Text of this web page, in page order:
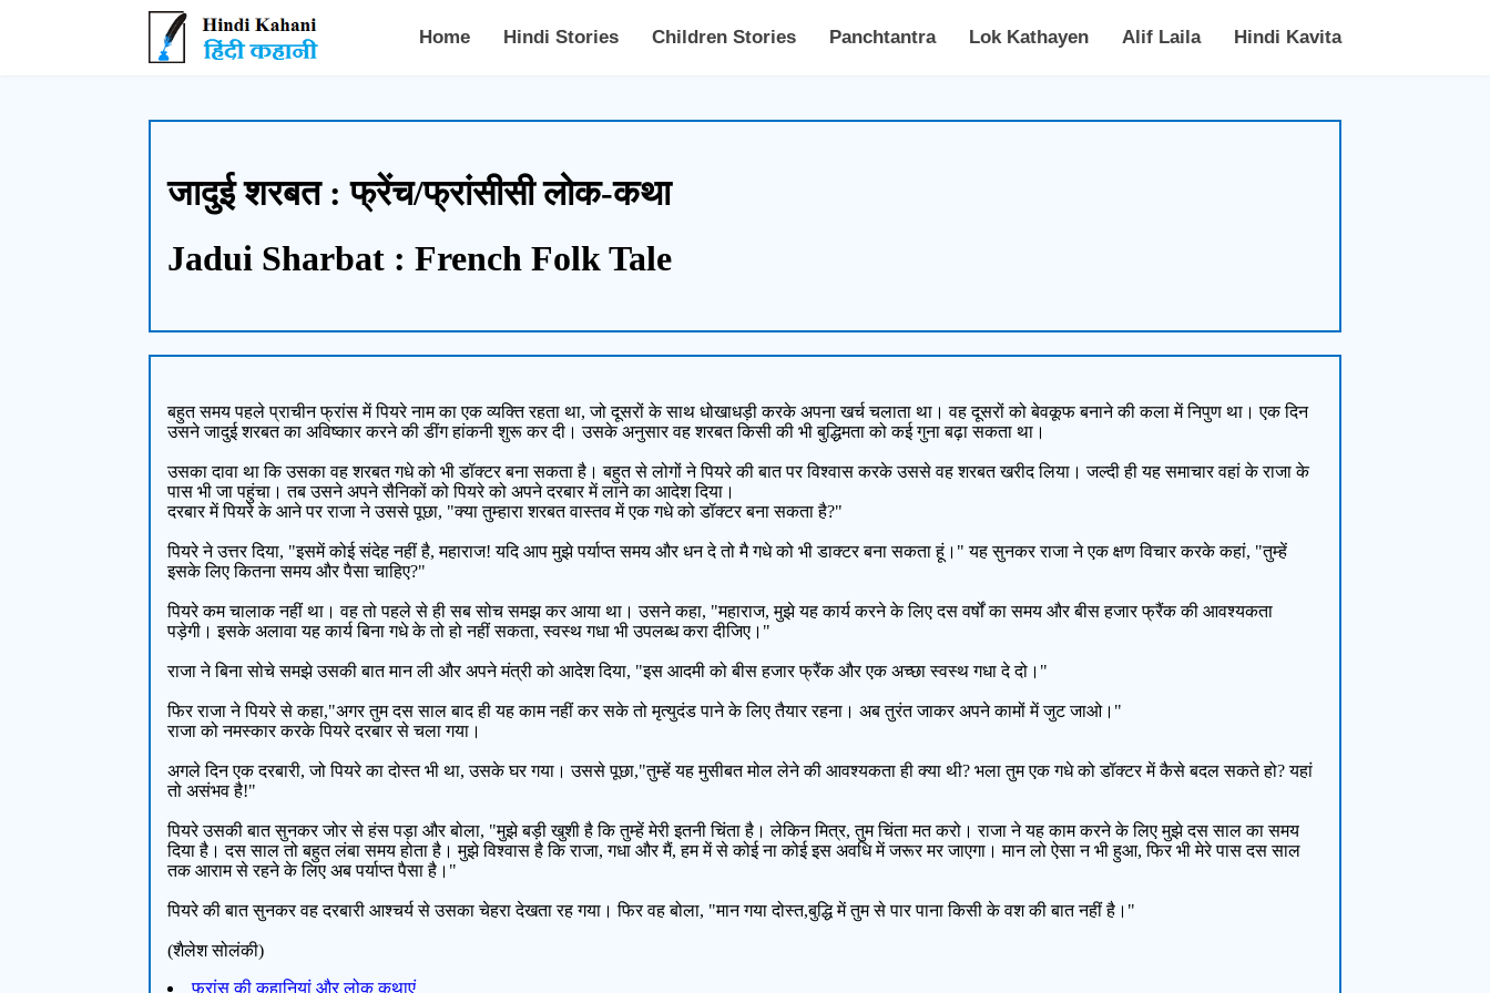
Hindi Kahani - हिंदी कहानी
Home Hindi Stories Children Stories Panchtantra Lok Kathayen Alif Laila Hindi Kavita
जादुई शरबत : फ्रेंच/फ्रांसीसी लोक-कथा
Jadui Sharbat : French Folk Tale
बहुत समय पहले प्राचीन फ्रांस में पियरे नाम का एक व्यक्ति रहता था, जो दूसरों के साथ धोखाधड़ी करके अपना खर्च चलाता था। वह दूसरों को बेवकूफ बनाने की कला में निपुण था। एक दिन
उसने जादुई शरबत का अविष्कार करने की डींग हांकनी शुरू कर दी। उसके अनुसार वह शरबत किसी की भी बुद्धिमता को कई गुना बढ़ा सकता था।
उसका दावा था कि उसका वह शरबत गधे को भी डॉक्टर बना सकता है। बहुत से लोगों ने पियरे की बात पर विश्वास करके उससे वह शरबत खरीद लिया। जल्दी ही यह समाचार वहां के राजा के
पास भी जा पहुंचा। तब उसने अपने सैनिकों को पियरे को अपने दरबार में लाने का आदेश दिया।
दरबार में पियरे के आने पर राजा ने उससे पूछा, "क्या तुम्हारा शरबत वास्तव में एक गधे को डॉक्टर बना सकता है?"
पियरे ने उत्तर दिया, "इसमें कोई संदेह नहीं है, महाराज! यदि आप मुझे पर्याप्त समय और धन दे तो मै गधे को भी डाक्टर बना सकता हूं।" यह सुनकर राजा ने एक क्षण विचार करके कहां, "तुम्हें
इसके लिए कितना समय और पैसा चाहिए?"
पियरे कम चालाक नहीं था। वह तो पहले से ही सब सोच समझ कर आया था। उसने कहा, "महाराज, मुझे यह कार्य करने के लिए दस वर्षों का समय और बीस हजार फ्रैंक की आवश्यकता
पड़ेगी। इसके अलावा यह कार्य बिना गधे के तो हो नहीं सकता, स्वस्थ गधा भी उपलब्ध करा दीजिए।"
राजा ने बिना सोचे समझे उसकी बात मान ली और अपने मंत्री को आदेश दिया, "इस आदमी को बीस हजार फ्रैंक और एक अच्छा स्वस्थ गधा दे दो।"
फिर राजा ने पियरे से कहा,"अगर तुम दस साल बाद ही यह काम नहीं कर सके तो मृत्युदंड पाने के लिए तैयार रहना। अब तुरंत जाकर अपने कामों में जुट जाओ।"
राजा को नमस्कार करके पियरे दरबार से चला गया।
अगले दिन एक दरबारी, जो पियरे का दोस्त भी था, उसके घर गया। उससे पूछा,"तुम्हें यह मुसीबत मोल लेने की आवश्यकता ही क्या थी? भला तुम एक गधे को डॉक्टर में कैसे बदल सकते हो? यहां
तो असंभव है!"
पियरे उसकी बात सुनकर जोर से हंस पड़ा और बोला, "मुझे बड़ी खुशी है कि तुम्हें मेरी इतनी चिंता है। लेकिन मित्र, तुम चिंता मत करो। राजा ने यह काम करने के लिए मुझे दस साल का समय
दिया है। दस साल तो बहुत लंबा समय होता है। मुझे विश्वास है कि राजा, गधा और मैं, हम में से कोई ना कोई इस अवधि में जरूर मर जाएगा। मान लो ऐसा न भी हुआ, फिर भी मेरे पास दस साल
तक आराम से रहने के लिए अब पर्याप्त पैसा है।"
पियरे की बात सुनकर वह दरबारी आश्चर्य से उसका चेहरा देखता रह गया। फिर वह बोला, "मान गया दोस्त,बुद्धि में तुम से पार पाना किसी के वश की बात नहीं है।"
(शैलेश सोलंकी)
फ्रांस की कहानियां और लोक कथाएं